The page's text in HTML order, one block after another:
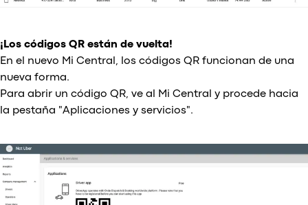
¡Los códigos QR están de vuelta!
En el nuevo Mi Central, los códigos QR funcionan de una
nueva forma.
Para abrir un código QR, ve al Mi Central y procede hacia
la pestaña "Aplicaciones y servicios".